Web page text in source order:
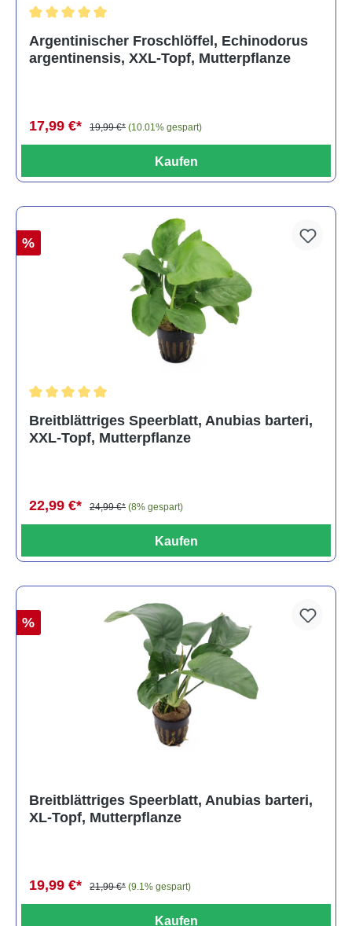
Argentinischer Froschlöffel, Echinodorus
argentinensis, XXL-Topf, Mutterpflanze
17,99 €* 19,99 €* (10.01% gespart)
Kaufen
%
Breitblättriges Speerblatt, Anubias barteri,
XXL-Topf, Mutterpflanze
22,99 €* 24,99 €* (8% gespart)
Kaufen
%
Breitblättriges Speerblatt, Anubias barteri,
XL-Topf, Mutterpflanze
19,99 €* 21,99 €* (9.1% gespart)
Kaufen